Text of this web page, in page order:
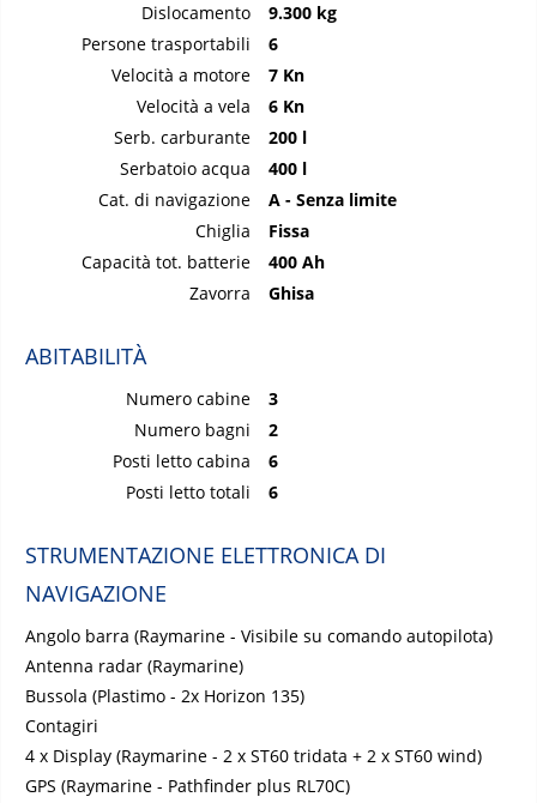
Dislocamento
9.300 kg
Persone trasportabili
6
Velocità a motore
7 Kn
Velocità a vela
6 Kn
Serb. carburante
200 l
Serbatoio acqua
400 l
Cat. di navigazione
A - Senza limite
Chiglia
Fissa
Capacità tot. batterie
400 Ah
Zavorra
Ghisa
ABITABILITÀ
Numero cabine
3
Numero bagni
2
Posti letto cabina
6
Posti letto totali
6
STRUMENTAZIONE ELETTRONICA DI
NAVIGAZIONE
Angolo barra (Raymarine - Visibile su comando autopilota)
Antenna radar (Raymarine)
Bussola (Plastimo - 2x Horizon 135)
Contagiri
4 x Display (Raymarine - 2 x ST60 tridata + 2 x ST60 wind)
GPS (Raymarine - Pathfinder plus RL70C)